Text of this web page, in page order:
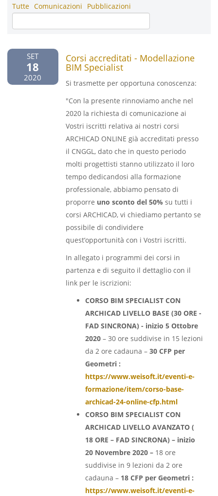
Tutte Comunicazioni Pubblicazioni
SET
18
2020
Corsi accreditati - Modellazione
BIM Specialist
Si trasmette per opportuna conoscenza:
"Con la presente rinnoviamo anche nel
2020 la richiesta di comunicazione ai
Vostri iscritti relativa ai nostri corsi
ARCHICAD ONLINE già accreditati presso
il CNGGL, dato che in questo periodo
molti progettisti stanno utilizzato il loro
tempo dedicandosi alla formazione
professionale, abbiamo pensato di
proporre uno sconto del 50% su tutti i
corsi ARCHICAD, vi chiediamo pertanto se
possibile di condividere
quest’opportunità con i Vostri iscritti.
In allegato i programmi dei corsi in
partenza e di seguito il dettaglio con il
link per le iscrizioni:
CORSO BIM SPECIALIST CON
ARCHICAD LIVELLO BASE (30 ORE -
FAD SINCRONA) - inizio 5 Ottobre
2020– 30 ore suddivise in 15 lezioni
da 2 ore cadauna – 30 CFP per
Geometri :
https://www.weisoft.it/eventi-e-
formazione/item/corso-base-
archicad-24-online-cfp.html
CORSO BIM SPECIALIST CON
ARCHICAD LIVELLO AVANZATO (
18 ORE – FAD SINCRONA) – inizio
20 Novembre 2020 – 18 ore
suddivise in 9 lezioni da 2 ore
cadauna – 18 CFP per Geometri :
https://www.weisoft.it/eventi-e-